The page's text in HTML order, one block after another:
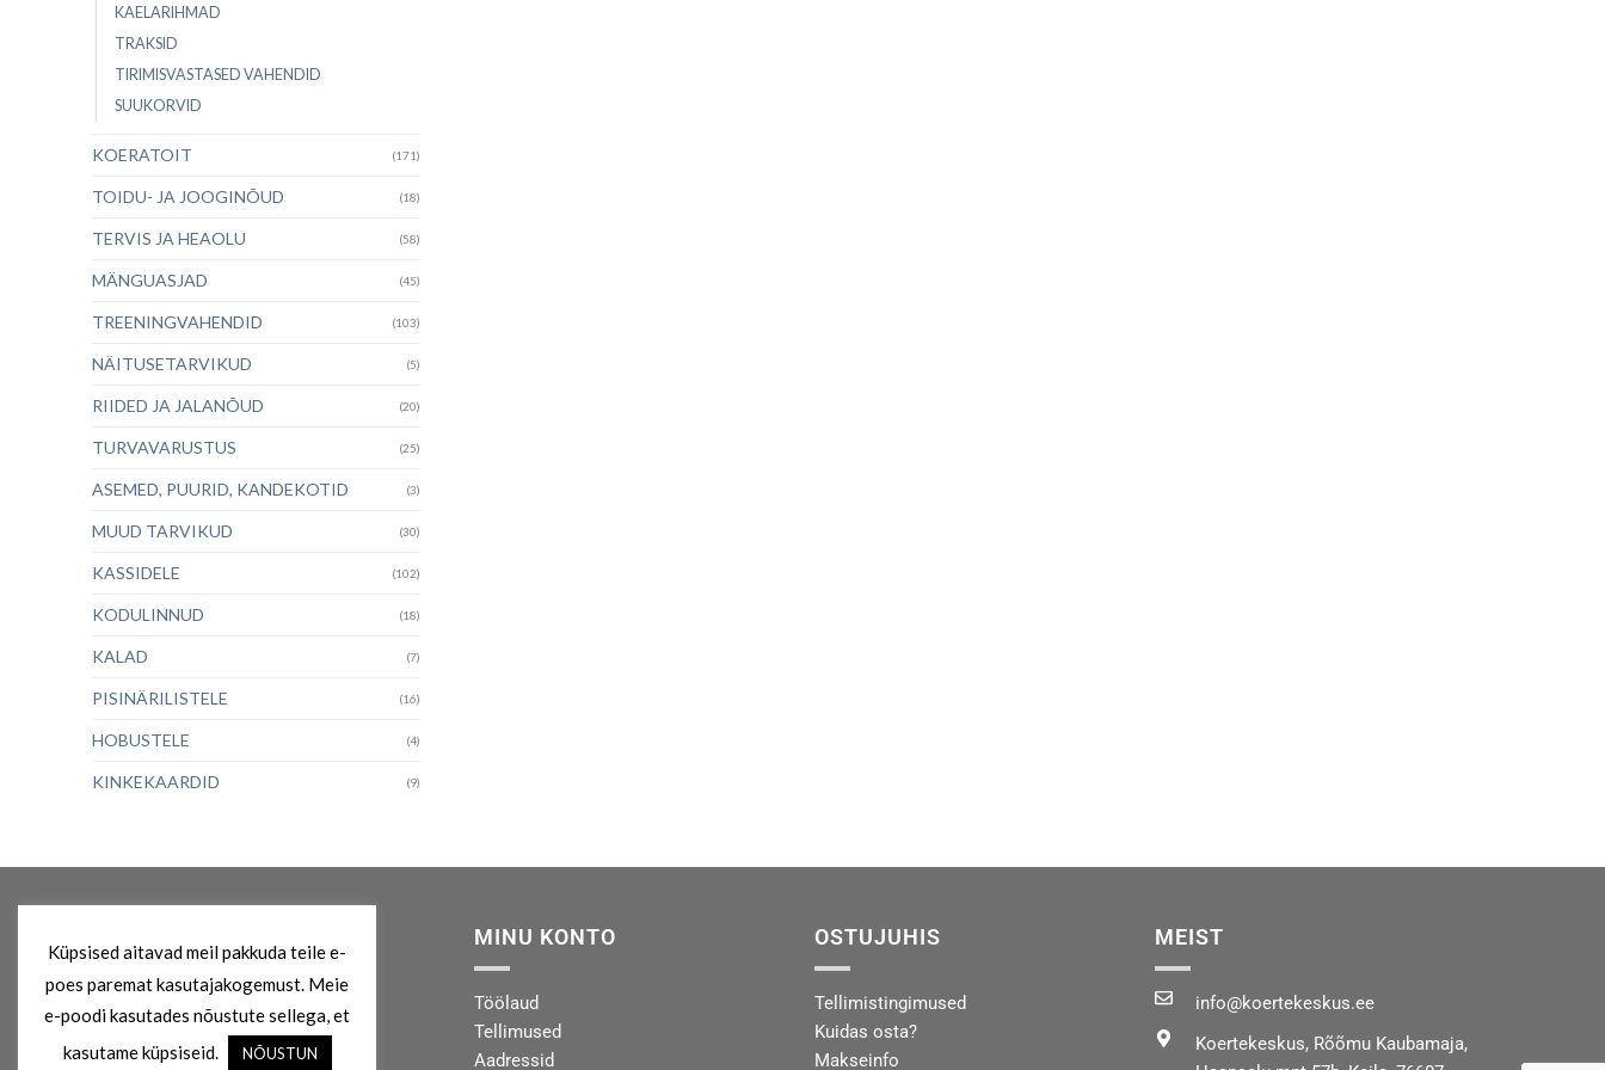
KAELARIHMAD
TRAKSID
TIRIMISVASTASED VAHENDID
SUUKORVID
KOERATOIT (171)
TOIDU- JA JOOGINÕUD (18)
TERVIS JA HEAOLU (58)
MÄNGUASJAD (45)
TREENINGVAHENDID (103)
NÄITUSETARVIKUD (5)
RIIDED JA JALANÕUD (20)
TURVAVARUSTUS (25)
ASEMED, PUURID, KANDEKOTID (3)
MUUD TARVIKUD (30)
KASSIDELE (102)
KODULINNUD (18)
KALAD (7)
PISINÄRILISTELE (16)
HOBUSTELE (4)
KINKEKAARDID (9)
Privaatsuspoliitika
Kontakt
MINU KONTO
Töölaud
Tellimused
Aadressid
OSTUJUHIS
Tellimistingimused
Kuidas osta?
Makseinfo
MEIST
info@koertekeskus.ee
Koertekeskus, Rõõmu Kaubamaja,
Küpsised aitavad meil pakkuda teile e-
poes paremat kasutajakogemust. Meie
e-poodi kasutades nõustute sellega, et
kasutame küpsiseid.
NÕUSTUN